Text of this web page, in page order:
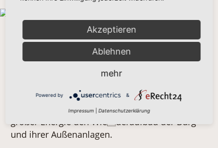
Wasserburg Anholt
Die wehrhafte Burg wurde im 14. Jahrhundert
stark erweitert und im 17. Jahrhundert zu
Nach starken Zerstörungen im Zweiten
Weltkrieg betrieb die fürstliche Familie mit
großer Energie den Wiederaufbau der Burg
und ihrer Außenanlagen.
Akzeptieren
Ablehnen
mehr
Powered by &
Impressum Datenschutzerklärung